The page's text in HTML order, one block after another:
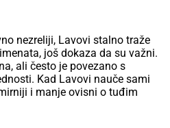
nezreliji, Lavovi stalno traže
još dokaza da su važni.
ali često je povezano s
Kad Lavovi nauče sami
i manje ovisni o tuđim